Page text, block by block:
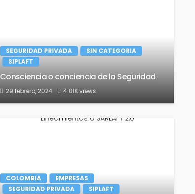
SEGURIDAD PRIVADA
SIN CATEGORIA
SIPLAFT
Consciencia o conciencia de la Seguridad
29 febrero, 2024 4.01K views
COLOMBIA
EMPRESAS
SEGURIDAD PRIVADA
SIPLAFT